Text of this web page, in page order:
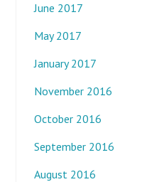
June 2017
May 2017
January 2017
November 2016
October 2016
September 2016
August 2016